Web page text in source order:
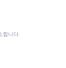
합니다